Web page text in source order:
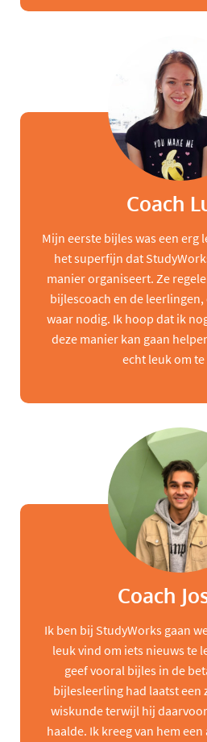
Coach
Mijn eerste bijles was een erg
het superfijn dat
manier organiseert. Ze
bijlescoach en de
waar nodig. Ik hoop dat ik
deze manier kan gaan
echt leuk om
Coach
Ik ben bij StudyWorks gaan
leuk vind om iets nieuws te
geef vooral bijles in de
bijlesleerling had laatst een
wiskunde terwijl hij
haalde. Ik kreeg van hem